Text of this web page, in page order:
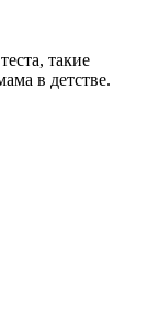
такие
в детстве.